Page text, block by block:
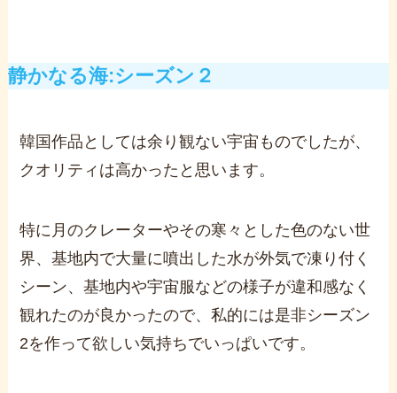
静かなる海:シーズン２
韓国作品としては余り観ない宇宙ものでしたが、
クオリティは高かったと思います。
特に月のクレーターやその寒々とした色のない世
界、基地内で大量に噴出した水が外気で凍り付く
シーン、基地内や宇宙服などの様子が違和感なく
観れたのが良かったので、私的には是非シーズン
2を作って欲しい気持ちでいっぱいです。